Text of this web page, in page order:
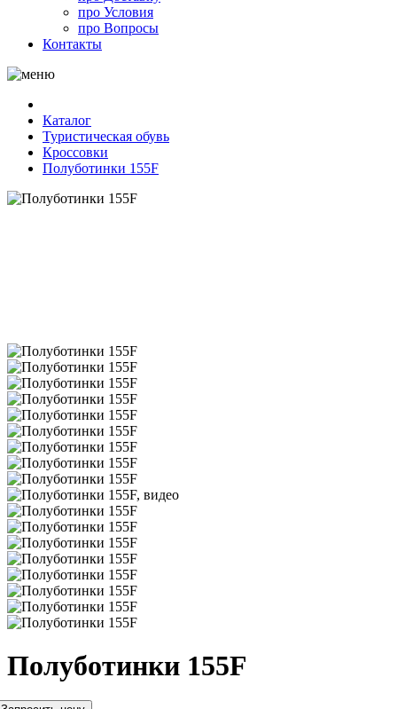
про Условия
про Вопросы
Контакты
Каталог
Туристическая обувь
Кроссовки
Полуботинки 155F
Полуботинки 155F